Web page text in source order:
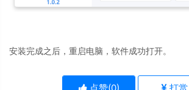
安装完成之后，重启电脑，软件成功打开。